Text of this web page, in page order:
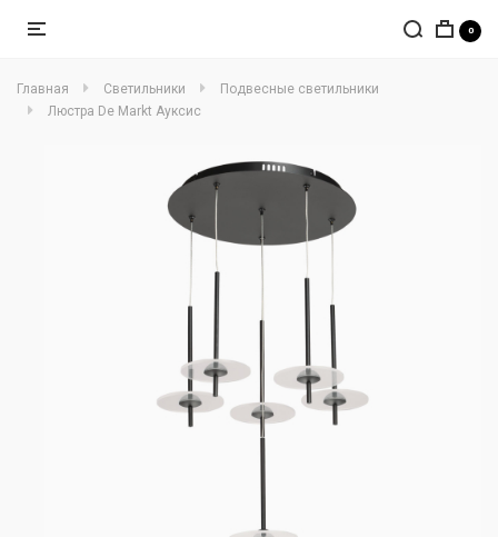
0
Главная Светильники
Подвесные светильники
Люстра De Markt Ауксис